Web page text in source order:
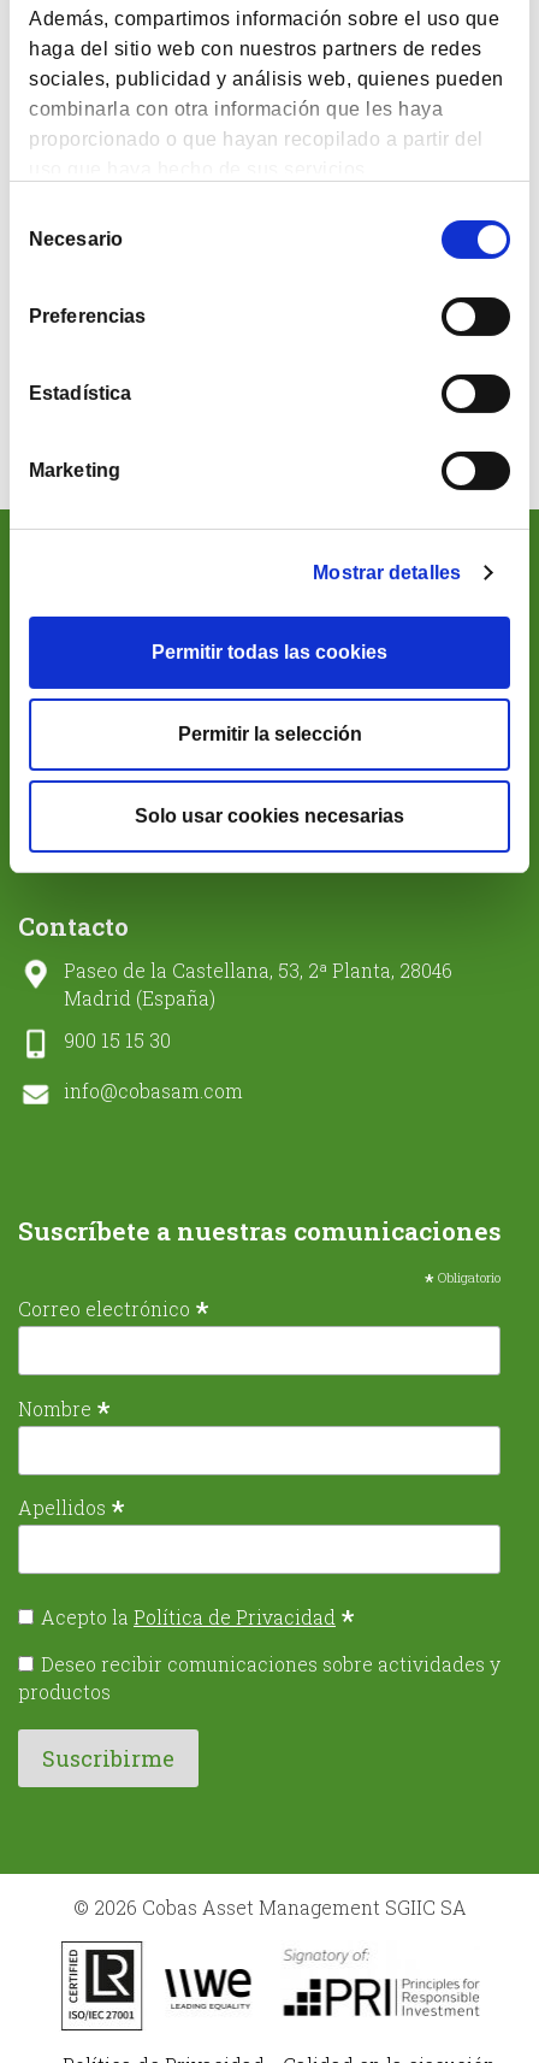
Además, compartimos información sobre el uso que
haga del sitio web con nuestros partners de redes
sociales, publicidad y análisis web, quienes pueden
combinarla con otra información que les haya
proporcionado o que hayan recopilado a partir del
deNecesario
Preferencias
Estadística
Marketing
Mostrar detalles
Permitir todas las cookies
Permitir la selección
Solo usar cookies necesarias
Evolución de los fondos de Cobas AM 1er Semestre
2023
VIDEOS
Faltan petróleo y gas en el mundo: la guerra de
Ucrania no lo ha desatado si no que lo ha agravado
Sobre Cobas Asset Management SGIIC
Santa Comba Gestión SL,un proyecto de
holding familiar que promueve la libertad de las
personas a partir del conocimiento.
Combawww.santacombagestion.com
Contacto
Paseo de la Castellana, 53, 2ª Planta, 28046
Madrid (España)
900 15 15 30
info@cobasam.com
Suscríbete a nuestras comunicaciones
* Obligatorio
Correo electrónico *
Nombre *
Apellidos *
Acepto la Política de Privacidad *
Deseo recibir comunicaciones sobre actividades y
productos
© 2026 Cobas Asset Management SGIIC SA